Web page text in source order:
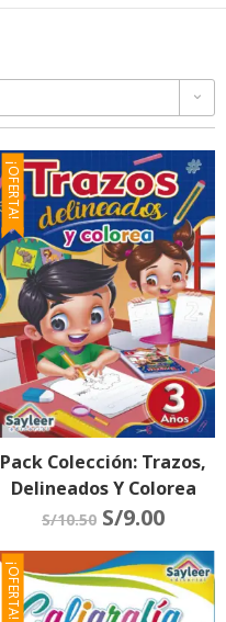
¡OFERTA!
Pack Colección: Trazos,
Delineados Y Colorea
N°3, N°4 Y N°5
S/10.50 S/9.00
¡OFERTA!